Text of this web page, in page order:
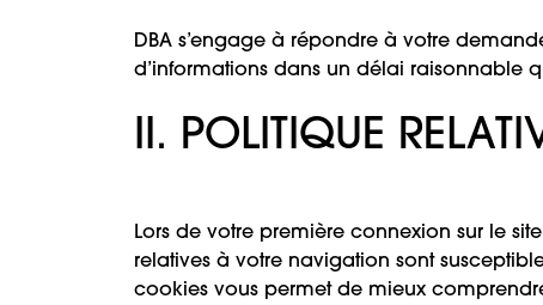
DBA s’engage à répondre à votre
d’informations dans un délai raisonnable
II. POLITIQUE
Lors de votre première connexion sur le
relatives à votre navigation sont
cookies vous permet de mieux